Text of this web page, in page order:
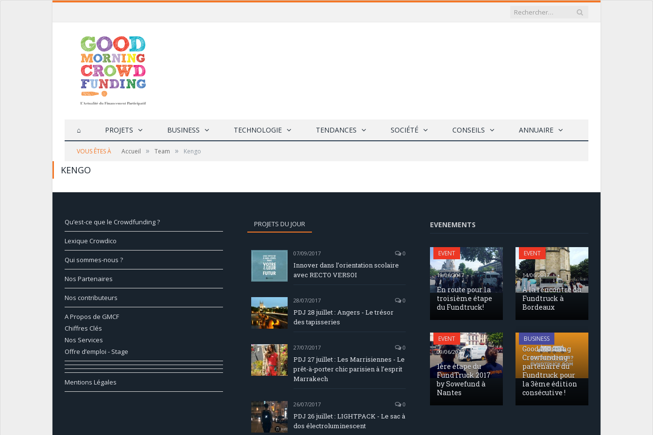
⌂ PROJETS BUSINESS TECHNOLOGIE TENDANCES SOCIÉTÉ CONSEILS ANNUAIRE
VOUS ÊTES À Accueil » Team » Kengo
KENGO
Qu’est-ce que le Crowdfunding ?
Lexique Crowdico
Qui sommes-nous ?
Nos Partenaires
Nos contributeurs
A Propos de GMCF
Chiffres Clés
Nos Services
Offre d’emploi - Stage
Mentions Légales
PROJETS DU JOUR
07/09/2017 0
Innover dans l’orientation scolaire
avec RECTO VERSOI
28/07/2017 0
PDJ 28 juillet : Angers - Le trésor
des tapisseries
27/07/2017 0
PDJ 27 juillet : Les Marrisiennes - Le
prêt-à-porter chic parisien à l’esprit
Marrakech
26/07/2017 0
PDJ 26 juillet : LIGHTPACK - Le sac à
dos électroluminescent
EVENEMENTS
EVENT
19/06/2017
En route pour la
troisième étape
du Fundtruck!
EVENT
14/06/2017
À la rencontre du
Fundtruck à
Bordeaux
EVENT
09/06/2017
1ère étape du
FundTruck 2017
by Sowefund à
Nantes
BUSINESS
17/05/2017
Good Morning
Crowfunding
partenaire du
Fundtruck pour
la 3ème édition
consécutive !